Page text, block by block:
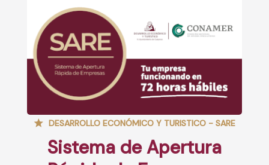
DESARROLLO ECONÓMICO Y TURISTICO - SARE
Sistema de Apertura